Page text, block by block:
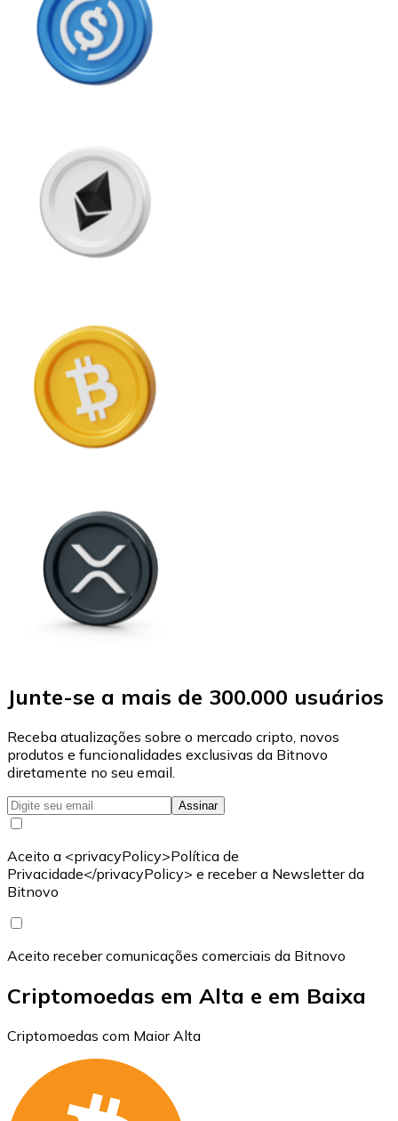
Junte-se a mais de 300.000 usuários
Receba atualizações sobre o mercado cripto, novos
produtos e funcionalidades exclusivas da Bitnovo
diretamente no seu email.
Assinar
Aceito a <privacyPolicy>Política de
Privacidade</privacyPolicy> e receber a Newsletter da
Bitnovo
Aceito receber comunicações comerciais da Bitnovo
Criptomoedas em Alta e em Baixa
Criptomoedas com Maior Alta